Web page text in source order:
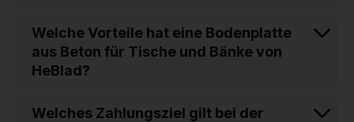
Welche Vorteile hat eine Bodenplatte
aus Beton für Tische und Bänke von
HeBlad?
Welches Zahlungsziel gilt bei der